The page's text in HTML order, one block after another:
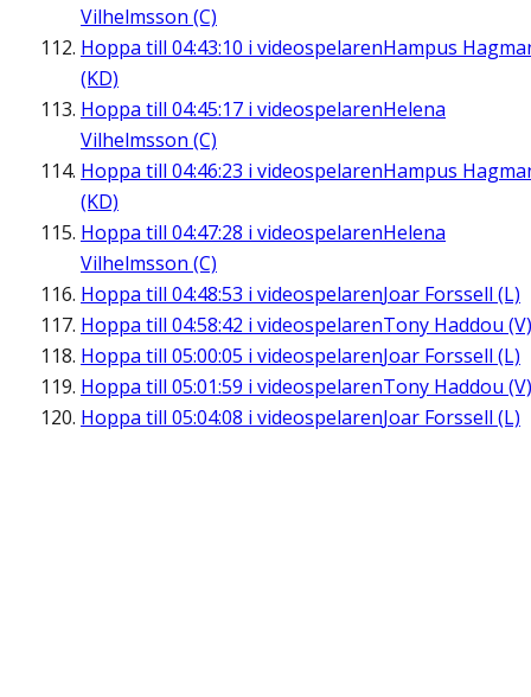
Vilhelmsson (C)
Hoppa till 04:43:10 i videospelarenHampus
(KD)
Hoppa till 04:45:17 i videospelarenHelena
Vilhelmsson (C)
Hoppa till 04:46:23 i videospelarenHampus
(KD)
Hoppa till 04:47:28 i videospelarenHelena
Vilhelmsson (C)
Hoppa till 04:48:53 i videospelarenJoar Forssell (L)
Hoppa till 04:58:42 i videospelarenTony Haddou (V)
Hoppa till 05:00:05 i videospelarenJoar Forssell (L)
Hoppa till 05:01:59 i videospelarenTony Haddou (V)
Hoppa till 05:04:08 i videospelarenJoar Forssell (L)